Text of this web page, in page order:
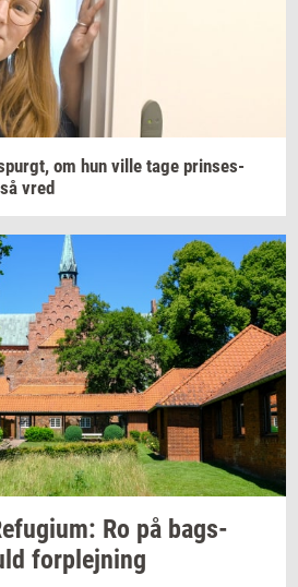
om hun ville tage prin­ses­
vred
Ro på bags­
for­plej­ning